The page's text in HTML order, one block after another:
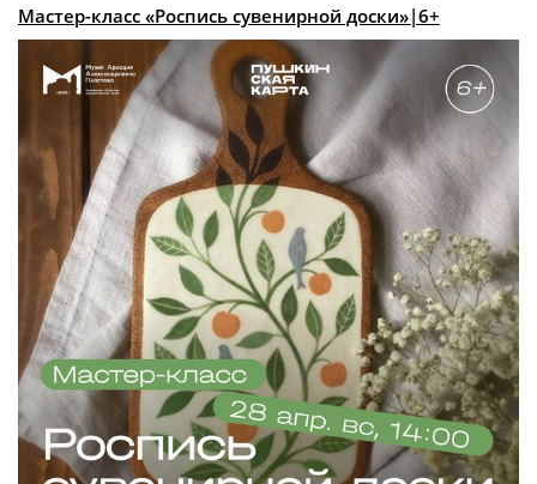
Мастер-класс «Роспись сувенирной доски»|6+